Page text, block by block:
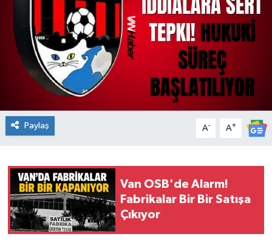
Paylaş A- A+
Van OSB'de Alarm!
Fabrikalar Bir Bir Satışa
Çıkıyor